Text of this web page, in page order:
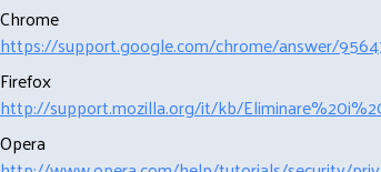
Chrome
https://support.google.com/chrome/answer/
Firefox
http://support.mozilla.org/it/kb/
Opera